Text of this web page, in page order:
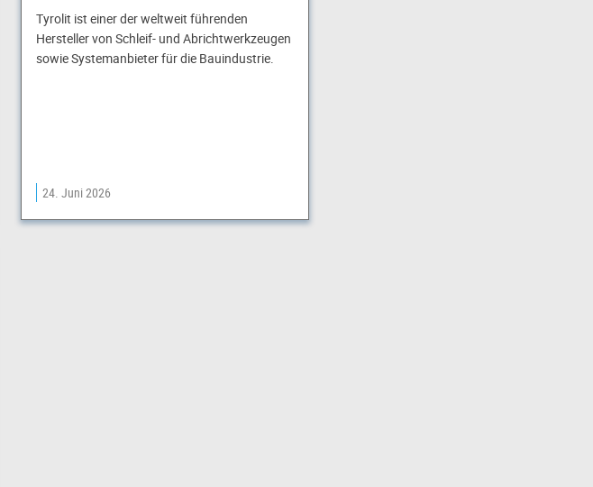
Tyrolit ist einer der weltweit führenden
Hersteller von Schleif- und Abrichtwerkzeugen
sowie Systemanbieter für die Bauindustrie.
24. Juni 2026